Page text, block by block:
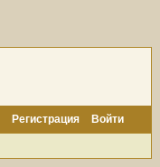
Регистрация Войти